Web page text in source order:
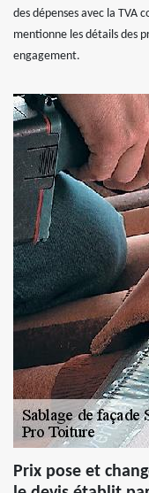
des dépenses avec la TVA
mentionne les détails des
engagement.
Prix pose et